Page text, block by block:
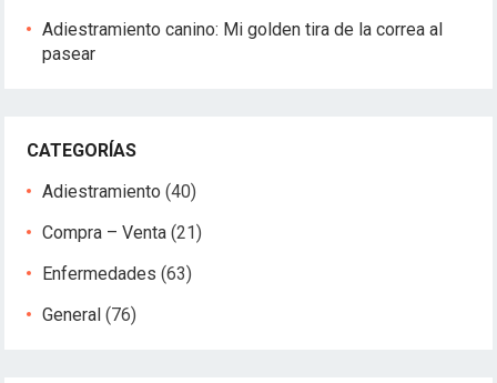
Adiestramiento canino: Mi golden tira de la correa al
pasear
CATEGORÍAS
Adiestramiento (40)
Compra – Venta (21)
Enfermedades (63)
General (76)